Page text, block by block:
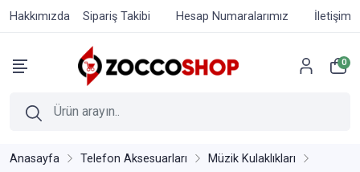
Hakkımızda Sipariş Takibi Hesap Numaralarımız İletişim
0
Anasayfa Telefon Aksesuarları Müzik Kulaklıkları